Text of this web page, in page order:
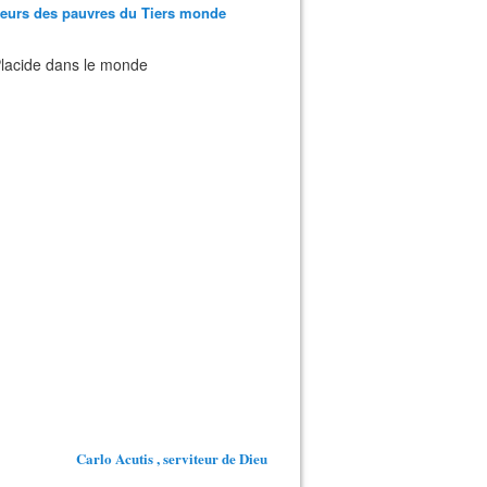
des pauvres du Tiers monde
dans le monde
Carlo Acutis , serviteur de Dieu